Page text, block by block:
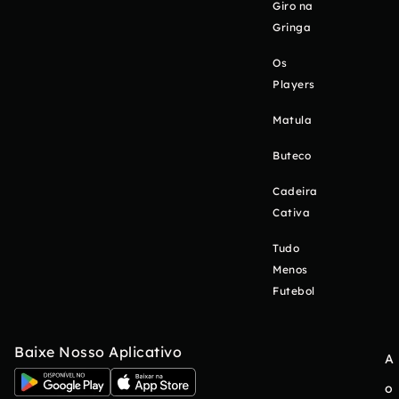
Giro na
Gringa
Os
Players
Matula
Buteco
Cadeira
Cativa
Tudo
Menos
Futebol
Baixe Nosso Aplicativo
A
o